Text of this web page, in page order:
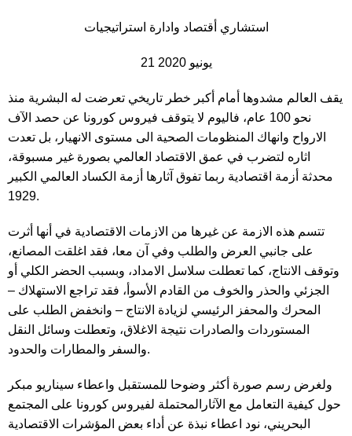
استشاري أقتصاد وادارة استراتيجيات
21 يونيو 2020
يقف العالم مشدوها أمام أكبر خطر تاريخي تعرضت له البشرية منذ
نحو 100 عام، فاليوم لا يتوقف فيروس كورونا عن حصد الآف
الارواح وانهاك المنظومات الصحية الى مستوى الانهيار، بل تعدت
اثاره لتضرب في عمق الاقتصاد العالمي بصورة غير مسبوقة،
محدثة أزمة اقتصادية ربما تفوق آثارها أزمة الكساد العالمي الكبير
1929.
تتسم هذه الازمة عن غيرها من الازمات الاقتصادية في أنها أثرت
على جانبي العرض والطلب وفي آن معا، فقد اغلقت المصانع،
وتوقف الانتاج، كما تعطلت سلاسل الامداد، وبسبب الحضر الكلي أو
الجزئي والحذر والخوف من القادم الأسوأ، فقد تراجع الاستهلاك –
المحرك والمحفز الرئيسي لزيادة الانتاج – وانخفض الطلب على
المستوردات والصادرات نتيجة الاغلاق، وتعطلت وسائل النقل
والسفر والمطارات والحدود.
ولغرض رسم صورة أكثر وضوحا للمستقبل واعطاء سيناريو مبكر
حول كيفية التعامل مع الآثارالمحتملة لفيروس كورونا على المجتمع
البحريني، نود اعطاء نبذة عن أداء بعض المؤشرات الاقتصادية